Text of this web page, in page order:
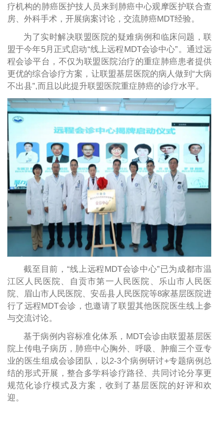
疗机构的肺癌医护技人员来到肺癌中心观摩医护联合查
房、外科手术，开展病案讨论，交流肺癌MDT经验。
为了实时解决联盟医院的疑难病例和临床问题，联
盟于今年5月正式启动“线上远程MDT会诊中心”。通过远
程会诊平台，不仅为联盟医院治疗的重症肺癌患者提供
更优的综合诊疗方案，让联盟基层医院的病人做到“大病
不出县”,而且以此提升联盟医院重症肺癌的诊疗水平。
截至目前，“线上远程MDT会诊中心”已为成都市温
江区人民医院、自贡市第一人民医院、乐山市人民医
院、眉山市人民医院、安岳县人民医院等8家基层医院进
行了远程MDT会诊，也邀请了联盟其他医院医生线上参
与交流讨论。
基于病例内容标准化体系，MDT会诊由联盟基层医
院上传电子病历，肺癌中心胸外、呼吸、肿瘤三个亚专
业的医生组成会诊团队，以2-3个病例研讨+专题病例总
结的形式开展，整合多学科诊疗路径、共同讨论分享更
规范化诊疗模式及方案，收到了基层医院的好评和欢
迎。